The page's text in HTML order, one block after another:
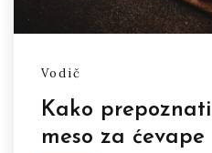
Vodič
Kako
meso za